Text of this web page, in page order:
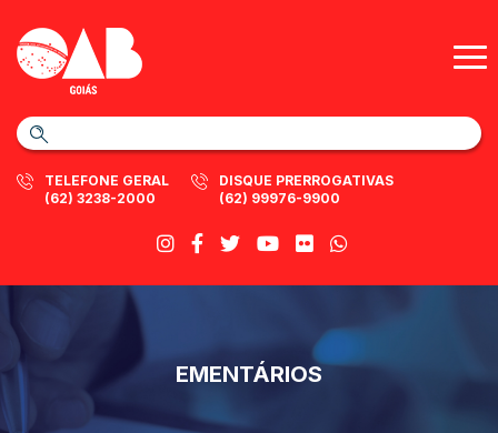
TELEFONE GERAL
(62) 3238-2000
DISQUE PRERROGATIVAS
(62) 99976-9900
EMENTÁRIOS